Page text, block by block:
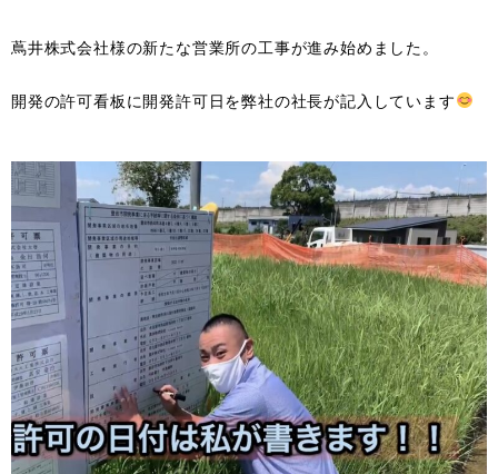
蔦井株式会社様の新たな営業所の工事が進み始めました。
開発の許可看板に開発許可日を弊社の社長が記入しています